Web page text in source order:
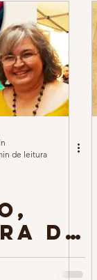
de leitura
de